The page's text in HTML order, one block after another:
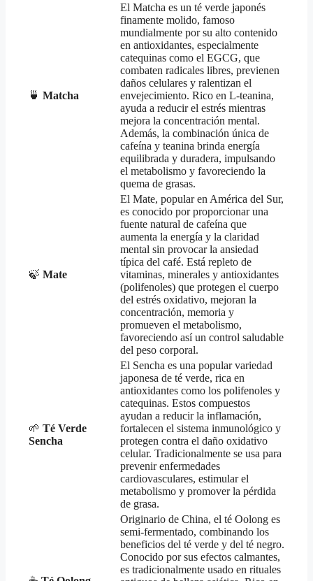
🍵 Matcha
El Matcha es un té verde japonés
finamente molido, famoso
mundialmente por su alto contenido
en antioxidantes, especialmente
catequinas como el EGCG, que
combaten radicales libres, previenen
daños celulares y ralentizan el
envejecimiento. Rico en L-teanina,
ayuda a reducir el estrés mientras
mejora la concentración mental.
Además, la combinación única de
cafeína y teanina brinda energía
equilibrada y duradera, impulsando
el metabolismo y favoreciendo la
quema de grasas.
🍃 Mate
El Mate, popular en América del Sur,
es conocido por proporcionar una
fuente natural de cafeína que
aumenta la energía y la claridad
mental sin provocar la ansiedad
típica del café. Está repleto de
vitaminas, minerales y antioxidantes
(polifenoles) que protegen el cuerpo
del estrés oxidativo, mejoran la
concentración, memoria y
promueven el metabolismo,
favoreciendo así un control saludable
del peso corporal.
🌱 Té Verde
Sencha
El Sencha es una popular variedad
japonesa de té verde, rica en
antioxidantes como los polifenoles y
catequinas. Estos compuestos
ayudan a reducir la inflamación,
fortalecen el sistema inmunológico y
protegen contra el daño oxidativo
celular. Tradicionalmente se usa para
prevenir enfermedades
cardiovasculares, estimular el
metabolismo y promover la pérdida
de grasa.
Originario de China, el té Oolong es
semi-fermentado, combinando los
beneficios del té verde y del té negro.
Conocido por sus efectos calmantes,
es tradicionalmente usado en rituales